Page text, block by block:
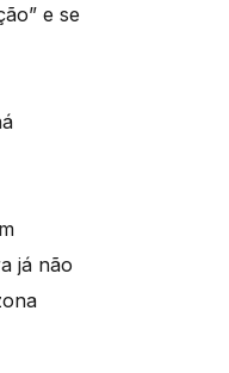
e se
já não